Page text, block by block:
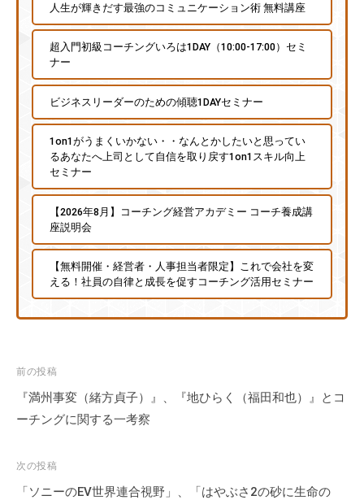
人生が輝きだす最強のコミュニケーション術 無料講座
超入門初級コーチングいろは1DAY（10:00-17:00）セミ
ナー
ビジネスリーダーのための傾聴1DAYセミナー
1on1がうまくいかない・・なんとかしたいと思ってい
るあなたへ上司として自信を取り戻す1on1スキル向上
セミナー
【2026年8月】コーチング経営アカデミー コーチ養成講
座説明会
【無料開催・経営者・人事担当者限定】これで会社を変
える！社員の自律と成長を促すコーチング活用セミナー
投
稿
ナ
ゲ
ー
前の投稿
『満州事変（緒方貞子）』、『地ひらく（福田和也）』とコ
ーチングに関する一考察
次の投稿
「ソニーのEV世界連合視野」、「はやぶさ2の砂に生命の